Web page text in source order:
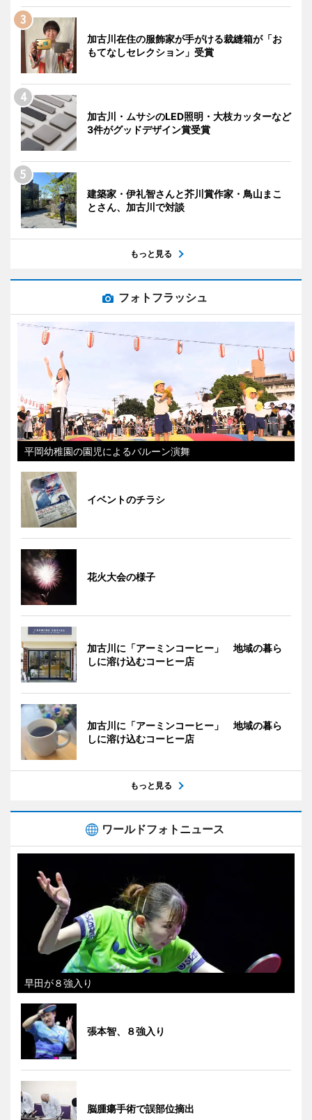
加古川在住の服飾家が手がける裁縫箱が「お
もてなしセレクション」受賞
加古川・ムサシのLED照明・大枝カッターなど
3件がグッドデザイン賞受賞
建築家・伊礼智さんと芥川賞作家・鳥山まこ
とさん、加古川で対談
もっと見る
フォトフラッシュ
平岡幼稚園の園児によるバルーン演舞
イベントのチラシ
花火大会の様子
加古川に「アーミンコーヒー」 地域の暮ら
しに溶け込むコーヒー店
加古川に「アーミンコーヒー」 地域の暮ら
しに溶け込むコーヒー店
もっと見る
ワールドフォトニュース
早田が８強入り
張本智、８強入り
脳腫瘍手術で誤部位摘出